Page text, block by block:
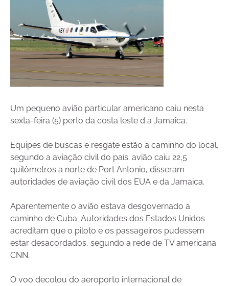
Um pequeno avião particular americano caiu nesta
sexta-feira (5) perto da costa leste d a Jamaica.
Equipes de buscas e resgate estão a caminho do local,
segundo a aviação civil do país. avião caiu 22,5
quilômetros a norte de Port Antonio, disseram
autoridades de aviação civil dos EUA e da Jamaica.
Aparentemente o avião estava desgovernado a
caminho de Cuba. Autoridades dos Estados Unidos
acreditam que o piloto e os passageiros pudessem
estar desacordados, segundo a rede de TV americana
CNN.
O voo decolou do aeroporto internacional de